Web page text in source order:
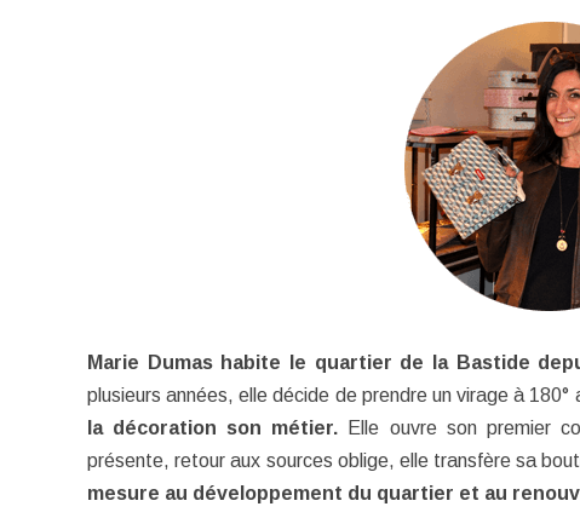
Marie Dumas habite le quartier de la Bastide
plusieurs années, elle décide de prendre un virage à
la décoration son métier. Elle ouvre son premier
présente, retour aux sources oblige, elle transfère sa
mesure au développement du quartier et au